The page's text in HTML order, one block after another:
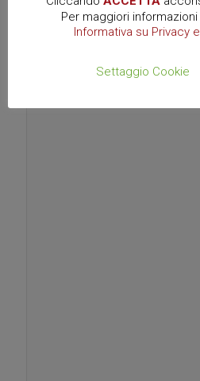
Per maggiori
Informativa su Privacy
Settaggio Cookie